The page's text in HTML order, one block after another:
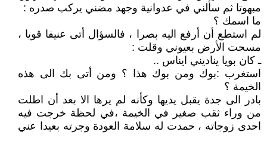
مبهوتا ثم سألني في عدوانية وجهد مضني يركب صدره :
ما اسمك ؟
لم استطع أن أرفع اليه بصرا ، فالسؤال أتى عنيفا قويا ،
مسحت الأرض بعيوني وقلت :
ـ كان بويا يناديني ايناس ..
استغرب :بوك ومن بوك هذا ؟ ومن أتى بك الى هذه
الخيمة ؟
بادر الى جدة يقبل يديها وكأنه لم يرها الا بعد أن اطلت
من وراء ثقب صغير في الخيمة ،في لحظة خرجت فيه
احدى زوجاته ، حمدت له سلامة العودة وجرته بعيدا عني